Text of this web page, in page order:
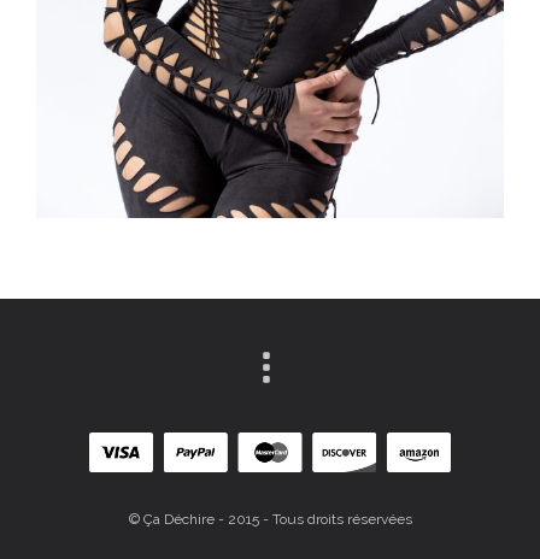
© Ça Déchire - 2015 - Tous droits réservées